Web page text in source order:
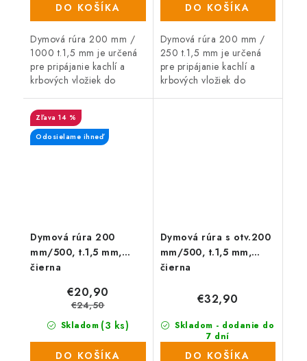
DO KOŠÍKA
Dymová rúra 200 mm /
1000 t.1,5 mm je určená
pre pripájanie kachlí a
krbových vložiek do
DO KOŠÍKA
Dymová rúra 200 mm /
250 t.1,5 mm je určená
pre pripájanie kachlí a
krbových vložiek do
Dymová rúra 200
mm/500, t.1,5 mm,
čierna
14 %
Odosielame ihneď
Skladom (3 ks)
€20,90
€24,50
DO KOŠÍKA
Dymová rúra s otv.200
mm/500, t.1,5 mm,
čierna
Skladom - dodanie do
7 dní
(6 ks)
€32,90
DO KOŠÍKA